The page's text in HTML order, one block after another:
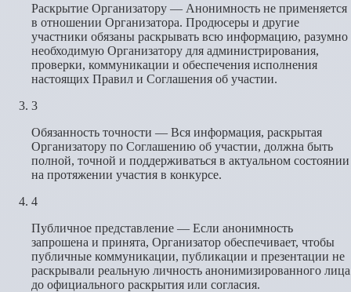
Раскрытие Организатору — Анонимность не применяется
в отношении Организатора. Продюсеры и другие
участники обязаны раскрывать всю информацию, разумно
необходимую Организатору для администрирования,
проверки, коммуникации и обеспечения исполнения
настоящих Правил и Соглашения об участии.
3
Обязанность точности — Вся информация, раскрытая
Организатору по Соглашению об участии, должна быть
полной, точной и поддерживаться в актуальном состоянии
на протяжении участия в конкурсе.
4
Публичное представление — Если анонимность
запрошена и принята, Организатор обеспечивает, чтобы
публичные коммуникации, публикации и презентации не
раскрывали реальную личность анонимизированного лица
до официального раскрытия или согласия.